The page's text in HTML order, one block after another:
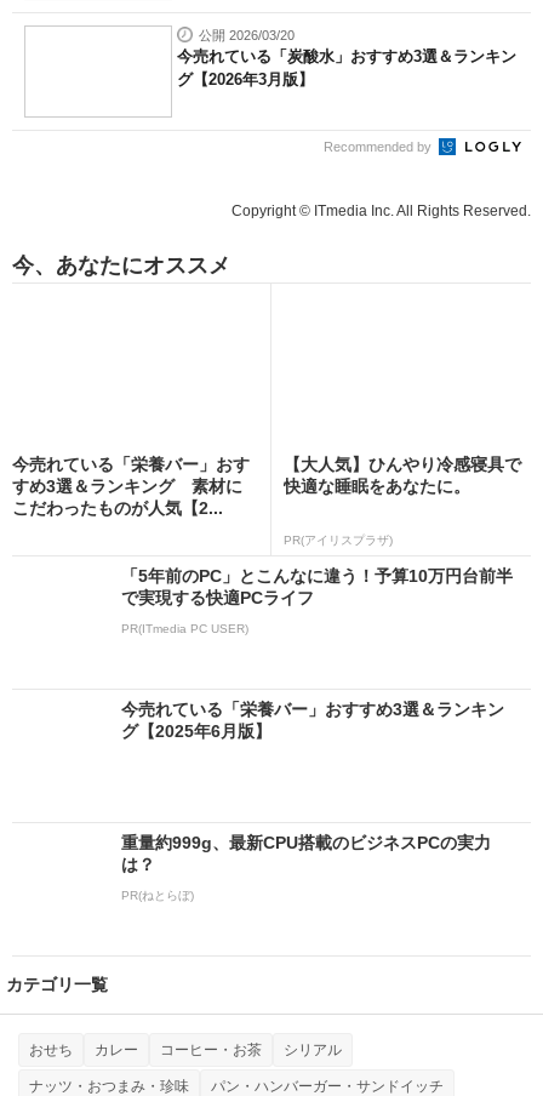
公開 2026/03/20
今売れている「炭酸水」おすすめ3選＆ランキン
グ【2026年3月版】
Recommended by
Copyright © ITmedia Inc. All Rights Reserved.
今、あなたにオススメ
今売れている「栄養バー」おす
すめ3選＆ランキング 素材に
こだわったものが人気【2...
【大人気】ひんやり冷感寝具で
快適な睡眠をあなたに。
PR(アイリスプラザ)
「5年前のPC」とこんなに違う！予算10万円台前半
で実現する快適PCライフ
PR(ITmedia PC USER)
今売れている「栄養バー」おすすめ3選＆ランキン
グ【2025年6月版】
重量約999g、最新CPU搭載のビジネスPCの実力
は？
PR(ねとらぼ)
カテゴリ一覧
おせち カレー コーヒー・お茶 シリアル
ナッツ・おつまみ・珍味 パン・ハンバーガー・サンドイッチ